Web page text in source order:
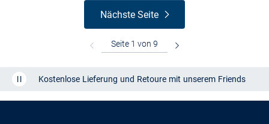
Nächste Seite
Kostenlose Lieferung und Retoure mit unserem Friends